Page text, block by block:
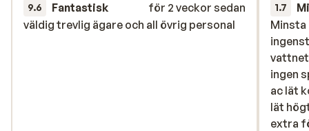
9.6 Fantastisk
för 2 veckor sedan
väldig trevlig ägare och all övrig personal
väldig trevlig ägare och all övrig personal
1.7
Minsta
ingen
ac lät
lät
extra
Minsta
ingen
ac lät
lät
extra